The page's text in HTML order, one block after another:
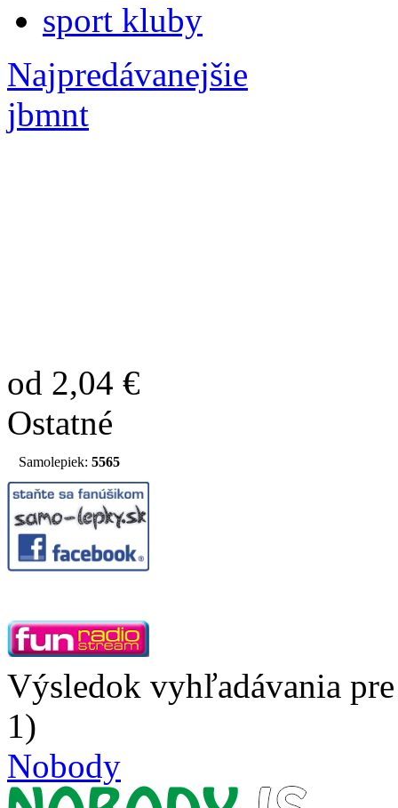
sport kluby
Najpredávanejšie
jbmnt
od 2,04 €
Ostatné
Samolepiek: 5565
Výsledok vyhľadávania
1)
Nobody